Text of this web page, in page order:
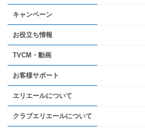
キャンペーン
お役立ち情報
TVCM・動画
お客様サポート
エリエールについて
クラブエリエールについて